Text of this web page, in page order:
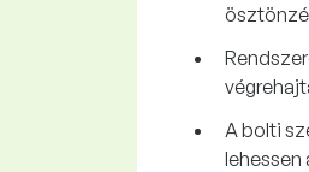
A bolti
lehessen